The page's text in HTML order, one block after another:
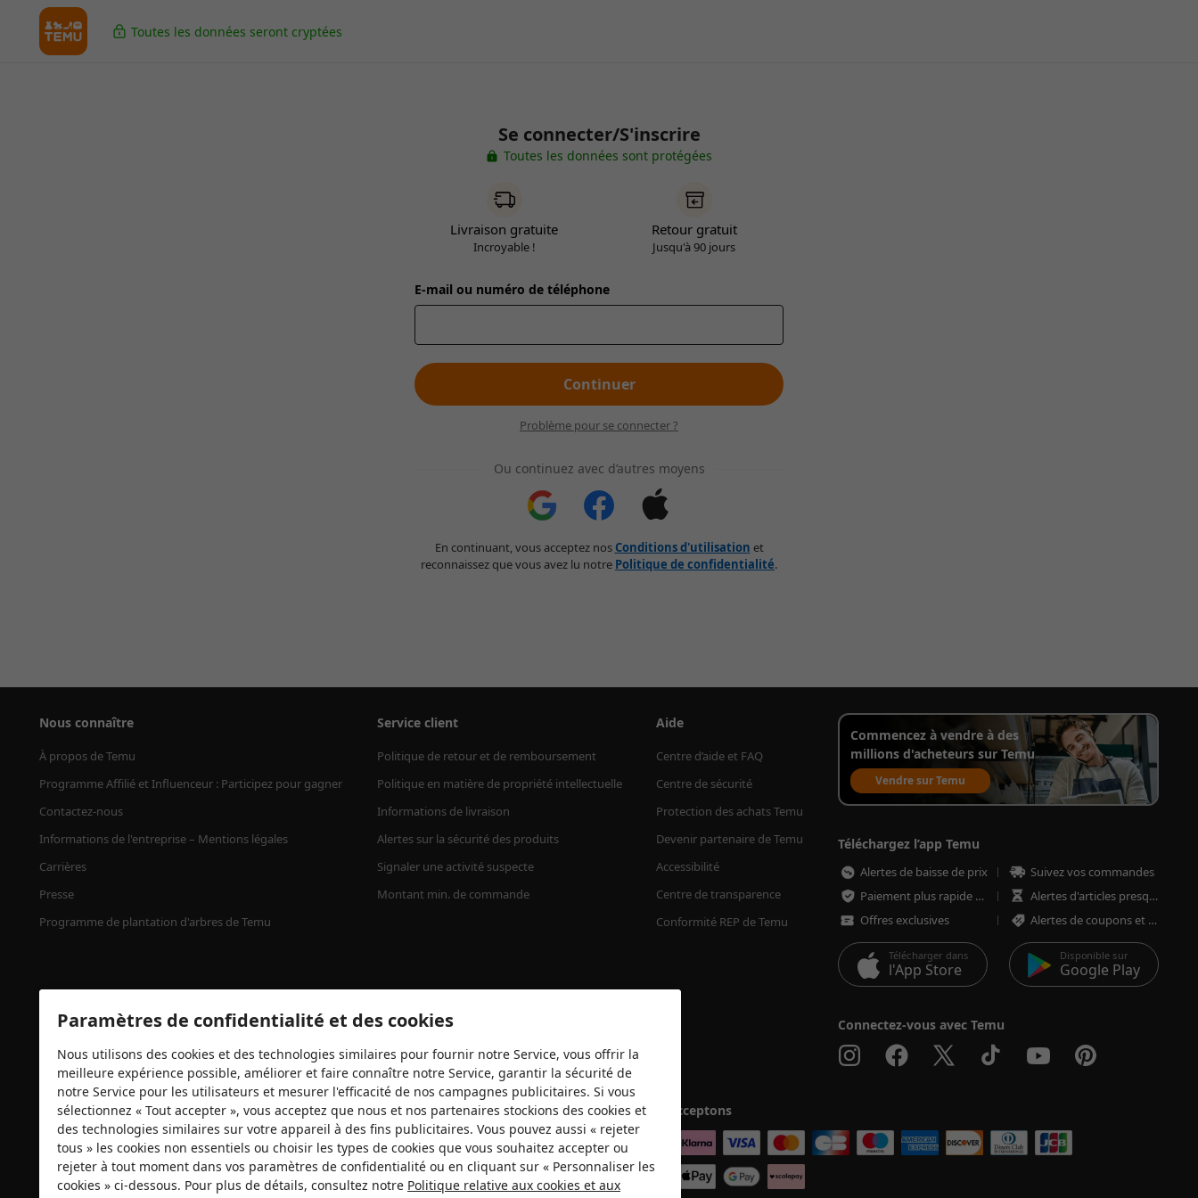
Toutes les données seront cryptées
Se connecter/S'inscrire
Toutes les données sont protégées
Livraison gratuite
Incroyable !
Retour gratuit
Jusqu'à 90 jours
E-mail ou numéro de téléphone
Continuer
Problème pour se connecter ?
Ou continuez avec d’autres moyens
En continuant, vous acceptez nos Conditions d'utilisation et
reconnaissez que vous avez lu notre Politique de confidentialité.
Nous connaître
À propos de Temu
Programme Affilié et Influenceur : Participez pour gagner
Contactez-nous
Informations de l'entreprise – Mentions légales
Carrières
Presse
Programme de plantation d'arbres de Temu
Service client
Politique de retour et de remboursement
Politique en matière de propriété intellectuelle
Informations de livraison
Alertes sur la sécurité des produits
Signaler une activité suspecte
Montant min. de commande
Aide
Centre d’aide et FAQ
Centre de sécurité
Protection des achats Temu
Devenir partenaire de Temu
Accessibilité
Centre de transparence
Conformité REP de Temu
Commencez à vendre à des
millions d'acheteurs sur Temu
Vendre sur Temu
Téléchargez l’app Temu
Alertes de baisse de prix
Suivez vos commandes
Paiement plus rapide et plus sécurisé
Alertes d'articles presque épuisés
Offres exclusives
Alertes de coupons et d'offres
Télécharger dans
l'App Store
Disponible sur
Google Play
Connectez-vous avec Temu
Certificats de sécurité Nous acceptons
Paramètres de confidentialité et des cookies
Nous utilisons des cookies et des technologies similaires pour fournir notre Service, vous offrir la
meilleure expérience possible, améliorer et faire connaître notre Service, garantir la sécurité de
notre Service pour les utilisateurs et mesurer l'efficacité de nos campagnes publicitaires. Si vous
sélectionnez « Tout accepter », vous acceptez que nous et nos partenaires stockions des cookies et
des technologies similaires sur votre appareil à des fins publicitaires. Vous pouvez aussi « rejeter
tous » les cookies non essentiels ou choisir les types de cookies que vous souhaitez accepter ou
rejeter à tout moment dans vos paramètres de confidentialité ou en cliquant sur « Personnaliser les
cookies » ci-dessous. Pour plus de détails, consultez notre Politique relative aux cookies et aux